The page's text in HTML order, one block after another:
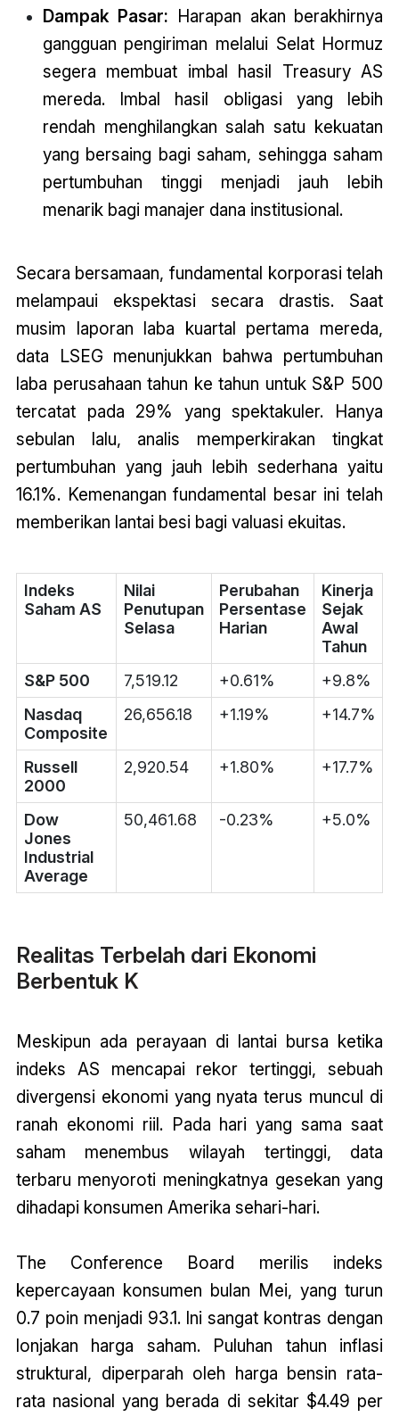
Dampak Pasar: Harapan akan berakhirnya
gangguan pengiriman melalui Selat Hormuz
segera membuat imbal hasil Treasury AS
mereda. Imbal hasil obligasi yang lebih
rendah menghilangkan salah satu kekuatan
yang bersaing bagi saham, sehingga saham
pertumbuhan tinggi menjadi jauh lebih
menarik bagi manajer dana institusional.
Secara bersamaan, fundamental korporasi telah
melampaui ekspektasi secara drastis. Saat
musim laporan laba kuartal pertama mereda,
data LSEG menunjukkan bahwa pertumbuhan
laba perusahaan tahun ke tahun untuk S&P 500
tercatat pada 29% yang spektakuler. Hanya
sebulan lalu, analis memperkirakan tingkat
pertumbuhan yang jauh lebih sederhana yaitu
16.1%. Kemenangan fundamental besar ini telah
memberikan lantai besi bagi valuasi ekuitas.
Indeks
Saham AS
Nilai
Penutupan
Selasa
Perubahan
Persentase
Harian
Kinerja
Sejak
Awal
Tahun
S&P 500
7,519.12 +0.61%
+9.8%
Nasdaq
Composite
26,656.18 +1.19% +14.7%
Russell
2000
2,920.54 +1.80% +17.7%
Dow
Jones
Industrial
Average
50,461.68 -0.23% +5.0%
Realitas Terbelah dari Ekonomi
Berbentuk K
Meskipun ada perayaan di lantai bursa ketika
indeks AS mencapai rekor tertinggi, sebuah
divergensi ekonomi yang nyata terus muncul di
ranah ekonomi riil. Pada hari yang sama saat
saham menembus wilayah tertinggi, data
terbaru menyoroti meningkatnya gesekan yang
dihadapi konsumen Amerika sehari-hari.
The Conference Board merilis indeks
kepercayaan konsumen bulan Mei, yang turun
0.7 poin menjadi 93.1. Ini sangat kontras dengan
lonjakan harga saham. Puluhan tahun inflasi
struktural, diperparah oleh harga bensin rata-
rata nasional yang berada di sekitar $4.49 per